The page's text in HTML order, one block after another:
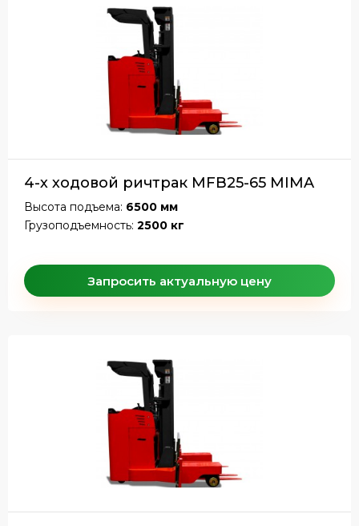
4-х ходовой ричтрак MFB25-65 MIMA
Высота подъема: 6500 мм
Грузоподъемность: 2500 кг
Запросить актуальную цену